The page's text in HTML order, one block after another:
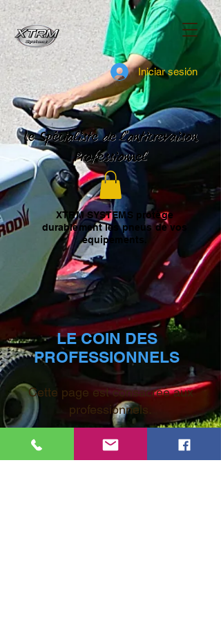
Iniciar sesión
XTRM SYSTEMS protège
durablement les pneus de vos
équipements.
LE COIN DES
PROFESSIONNELS
Cette page est consacrée aux
professionnels.
Passez vos commandes anti
crevaison pour l'utilisation ou la